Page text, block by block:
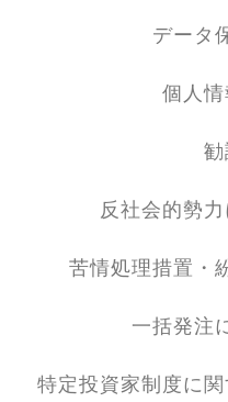
データ
個人
反社会的勢
苦情処理措置・
一括発注
特定投資家制度に